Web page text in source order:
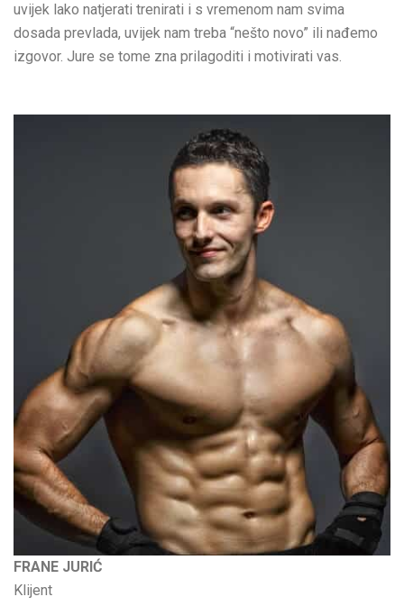
uvijek lako natjerati trenirati i s vremenom nam svima
dosada prevlada, uvijek nam treba “nešto novo” ili nađemo
izgovor. Jure se tome zna prilagoditi i motivirati vas.
FRANE JURIĆ
Klijent